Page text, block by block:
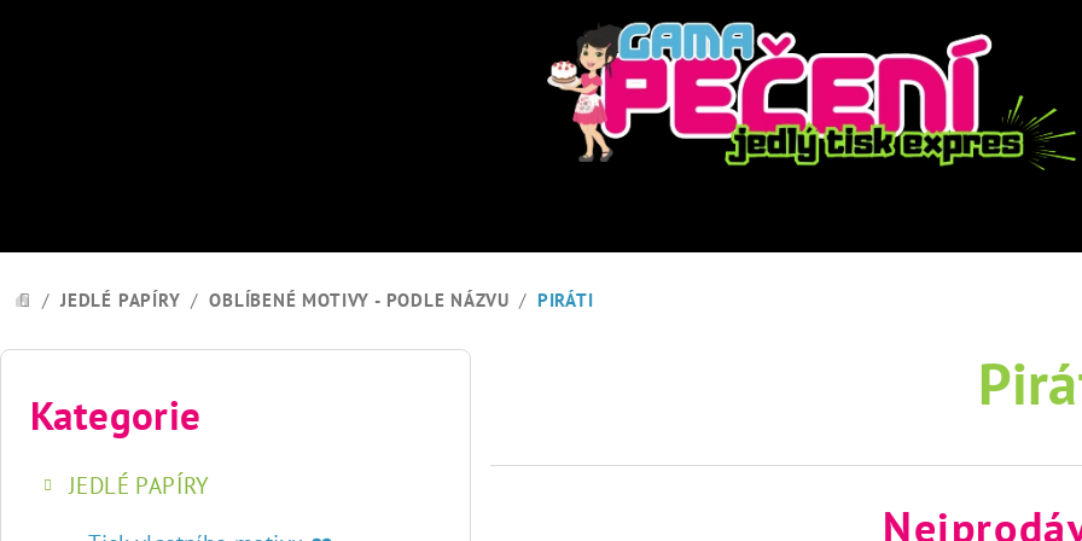
DOMŮ
/ JEDLÉ PAPÍRY / OBLÍBENÉ MOTIVY - PODLE NÁZVU / PIRÁTI
P
Přeskočit
kategorie
Kategorie
JEDLÉ PAPÍRY